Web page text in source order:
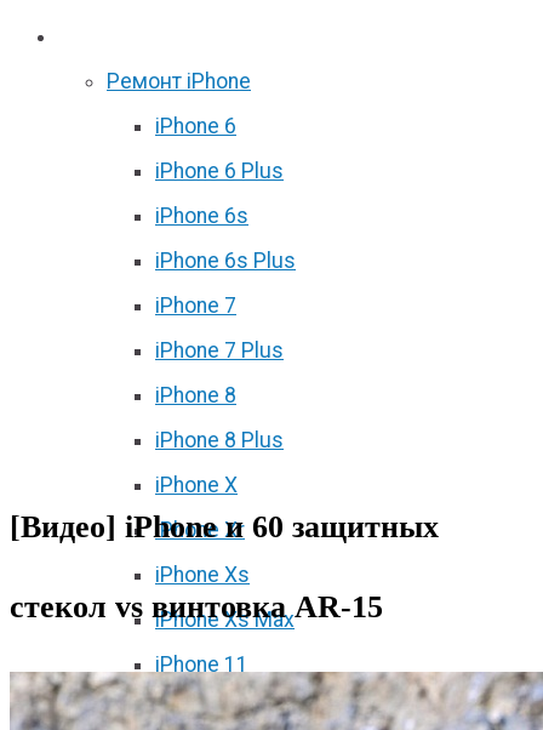
Ремонт iPhone
iPhone 6
iPhone 6 Plus
iPhone 6s
iPhone 6s Plus
iPhone 7
iPhone 7 Plus
iPhone 8
iPhone 8 Plus
iPhone X
iPhone Xr
iPhone Xs
iPhone Xs Max
iPhone 11
iPhone 11 Pro
[Видео] iPhone и 60 защитных
стекол vs винтовка AR-15